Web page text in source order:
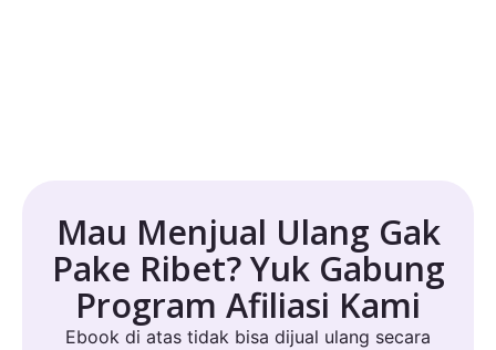
Mau Menjual Ulang Gak
Pake Ribet? Yuk Gabung
Program Afiliasi Kami
Ebook di atas tidak bisa dijual ulang secara